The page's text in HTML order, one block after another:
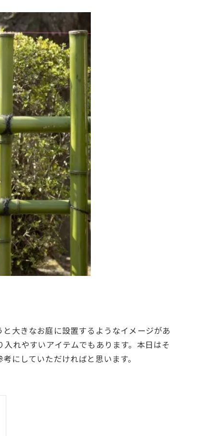
大きなお庭に設置するようなイメージがあ
れやすいアイテムでもあります。本日はそ
にしていただければと思います。